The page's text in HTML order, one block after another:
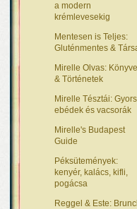
a modern
krémlevesekig
Mentesen is Teljes:
Gluténmentes &
Mirelle Olvas:
& Történetek
Mirelle Tésztái: Gyors
ebédek és vacsorák
Mirelle's Budapest
Guide
Péksütemények:
kenyér, kalács, kifli,
pogácsa
Reggel & Este: